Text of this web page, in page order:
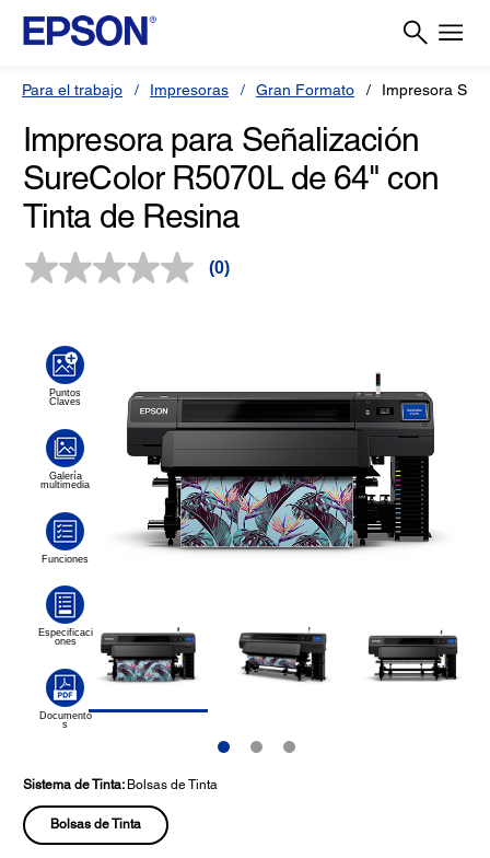
Para el trabajo Impresoras Gran Formato Impresora
Impresora para Señalización
SureColor R5070L de 64" con
Tinta de Resina
Sin
(0)
Sistema de Tinta: Bolsas de Tinta
Bolsas de Tinta